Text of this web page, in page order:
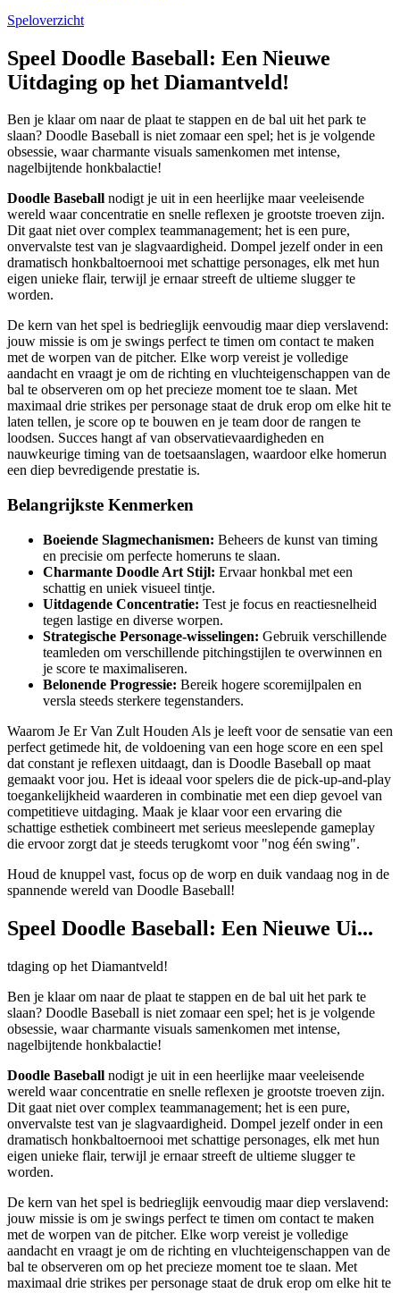
Speloverzicht
Speel Doodle Baseball: Een Nieuwe
Uitdaging op het Diamantveld!
Ben je klaar om naar de plaat te stappen en de bal uit het park te
slaan? Doodle Baseball is niet zomaar een spel; het is je volgende
obsessie, waar charmante visuals samenkomen met intense,
nagelbijtende honkbalactie!
Doodle Baseball nodigt je uit in een heerlijke maar veeleisende
wereld waar concentratie en snelle reflexen je grootste troeven zijn.
Dit gaat niet over complex teammanagement; het is een pure,
onvervalste test van je slagvaardigheid. Dompel jezelf onder in een
dramatisch honkbaltoernooi met schattige personages, elk met hun
eigen unieke flair, terwijl je ernaar streeft de ultieme slugger te
worden.
De kern van het spel is bedrieglijk eenvoudig maar diep verslavend:
jouw missie is om je swings perfect te timen om contact te maken
met de worpen van de pitcher. Elke worp vereist je volledige
aandacht en vraagt je om de richting en vluchteigenschappen van de
bal te observeren om op het precieze moment toe te slaan. Met
maximaal drie strikes per personage staat de druk erop om elke hit te
laten tellen, je score op te bouwen en je team door de rangen te
loodsen. Succes hangt af van observatievaardigheden en
nauwkeurige timing van de toetsaanslagen, waardoor elke homerun
een diep bevredigende prestatie is.
Belangrijkste Kenmerken
Boeiende Slagmechanismen: Beheers de kunst van timing
en precisie om perfecte homeruns te slaan.
Charmante Doodle Art Stijl: Ervaar honkbal met een
schattig en uniek visueel tintje.
Uitdagende Concentratie: Test je focus en reactiesnelheid
tegen lastige en diverse worpen.
Strategische Personage-wisselingen: Gebruik verschillende
teamleden om verschillende pitchingstijlen te overwinnen en
je score te maximaliseren.
Belonende Progressie: Bereik hogere scoremijlpalen en
versla steeds sterkere tegenstanders.
Waarom Je Er Van Zult Houden Als je leeft voor de sensatie van een
perfect getimede hit, de voldoening van een hoge score en een spel
dat constant je reflexen uitdaagt, dan is Doodle Baseball op maat
gemaakt voor jou. Het is ideaal voor spelers die de pick-up-and-play
toegankelijkheid waarderen in combinatie met een diep gevoel van
competitieve uitdaging. Maak je klaar voor een ervaring die
schattige esthetiek combineert met serieus meeslepende gameplay
die ervoor zorgt dat je steeds terugkomt voor "nog één swing".
Houd de knuppel vast, focus op de worp en duik vandaag nog in de
spannende wereld van Doodle Baseball!
Speel Doodle Baseball: Een Nieuwe Ui...
tdaging op het Diamantveld!
Ben je klaar om naar de plaat te stappen en de bal uit het park te
slaan? Doodle Baseball is niet zomaar een spel; het is je volgende
obsessie, waar charmante visuals samenkomen met intense,
nagelbijtende honkbalactie!
Doodle Baseball nodigt je uit in een heerlijke maar veeleisende
wereld waar concentratie en snelle reflexen je grootste troeven zijn.
Dit gaat niet over complex teammanagement; het is een pure,
onvervalste test van je slagvaardigheid. Dompel jezelf onder in een
dramatisch honkbaltoernooi met schattige personages, elk met hun
eigen unieke flair, terwijl je ernaar streeft de ultieme slugger te
worden.
De kern van het spel is bedrieglijk eenvoudig maar diep verslavend:
jouw missie is om je swings perfect te timen om contact te maken
met de worpen van de pitcher. Elke worp vereist je volledige
aandacht en vraagt je om de richting en vluchteigenschappen van de
bal te observeren om op het precieze moment toe te slaan. Met
maximaal drie strikes per personage staat de druk erop om elke hit te